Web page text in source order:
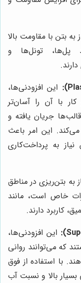
به بتن با مقاومت بالا
پل‌ها، تونل‌ها و
این افزودنی‌ها،
با آن را آسان‌تر
جریان یافته و
این امر باعث
به پرداخت‌کاری
به بتن‌ریزی در مناطق
خاص است، مانند
کاربرد دارند.
این افزودنی‌ها،
که می‌توانند روانی
با استفاده از فوق
بسیار بالا و نسبت آب